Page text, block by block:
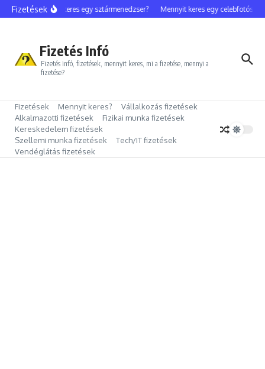
Ugrás a tartalomhoz
FizetésekMennyit keres egy sztármenedzser? Mennyit keres egy celebfotós?
Fizetés Infó
Fizetés infó, fizetések, mennyit keres, mi a fizetése, mennyi a
fizetése?
Fizetések Mennyit keres?
Vállalkozás fizetések
Alkalmazotti fizetések
Fizikai munka fizetések
Kereskedelem fizetések
Szellemi munka fizetések
Tech/IT fizetések
Vendéglátás fizetések